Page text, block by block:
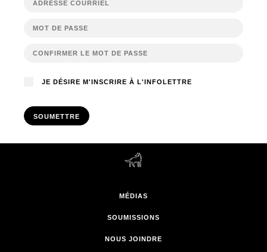
JE DÉSIRE M'INSCRIRE À L'INFOLETTRE
SOUMETTRE
MÉDIAS
SOUMISSIONS
NOUS JOINDRE